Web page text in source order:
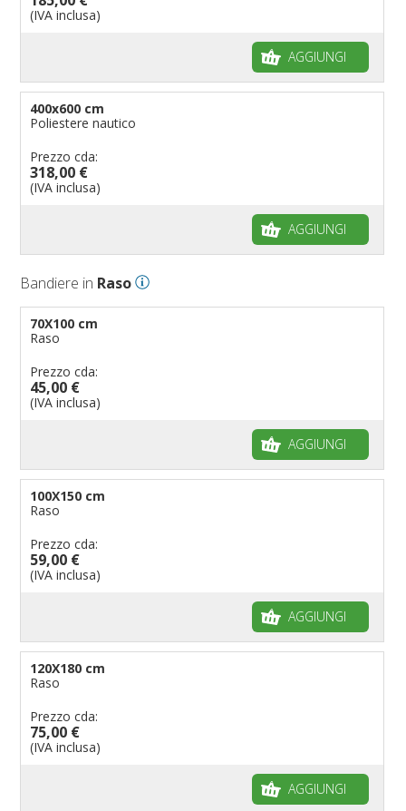
(IVA inclusa)
AGGIUNGI
400x600 cm
Poliestere nautico
Prezzo cda:
318,00 €
(IVA inclusa)
AGGIUNGI
Bandiere in Raso
70X100 cm
Raso
Prezzo cda:
45,00 €
(IVA inclusa)
AGGIUNGI
100X150 cm
Raso
Prezzo cda:
59,00 €
(IVA inclusa)
AGGIUNGI
120X180 cm
Raso
Prezzo cda:
75,00 €
(IVA inclusa)
AGGIUNGI